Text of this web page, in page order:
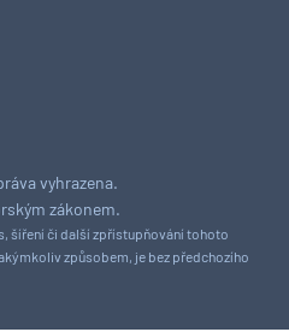
vyhrazena.
zákonem.
šíření či další zpřístupňování tohoto
způsobem, je bez předchozího